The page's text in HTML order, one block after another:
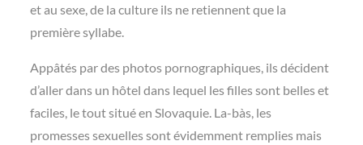
et au sexe, de la culture ils ne retiennent que la
première syllabe.
Appâtés par des photos pornographiques, ils décident
d’aller dans un hôtel dans lequel les filles sont belles et
faciles, le tout situé en Slovaquie. La-bàs, les
promesses sexuelles sont évidemment remplies mais